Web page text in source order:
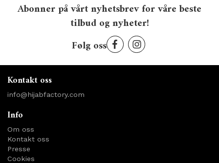
Abonner på vårt nyhetsbrev for våre beste
tilbud og nyheter!
Følg oss
Kontakt oss
info@hijabfactory.com
Info
Om oss
Kontakt oss
Presse
Cookies